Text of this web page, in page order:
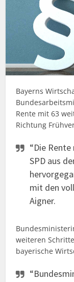
Bayerns
Rente mit 63
Richtung
“Die
SPD aus
mit den
Aigner.
weiteren
bayerische